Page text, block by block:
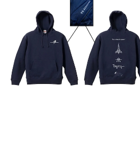
X06パーカー（ネイビー）
¥7,900